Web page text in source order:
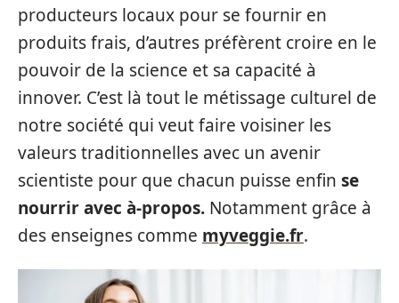
producteurs locaux pour se fournir en
produits frais, d’autres préfèrent croire en le
pouvoir de la science et sa capacité à
innover. C’est là tout le métissage culturel de
notre société qui veut faire voisiner les
valeurs traditionnelles avec un avenir
scientiste pour que chacun puisse enfin se
nourrir avec à-propos. Notamment grâce à
des enseignes comme myveggie.fr.